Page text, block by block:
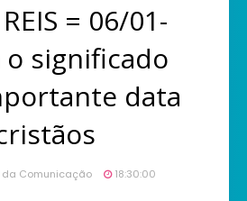
= 06/01-
o significado
data
da Comunicação
18:30:00